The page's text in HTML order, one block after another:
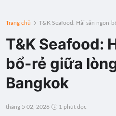
Trang chủ T&K Seafood: Hải sản ngon-
T&K Seafood:
bổ-rẻ giữa
Bangkok
tháng 5 02, 2026 1 phút đọc